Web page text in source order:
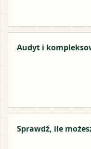
Audyt i
Sprawdź, ile